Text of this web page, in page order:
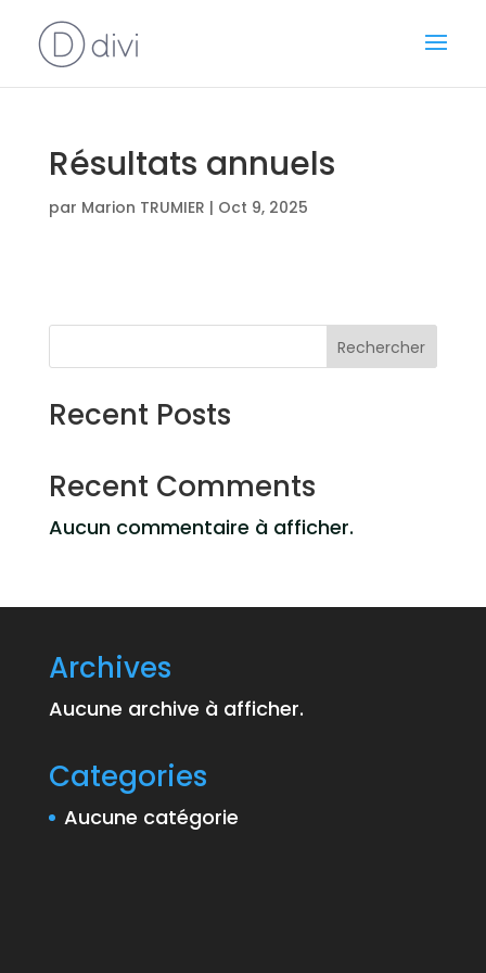
Résultats annuels
par Marion TRUMIER | Oct 9, 2025
Rechercher
Recent Posts
Recent Comments
Aucun commentaire à afficher.
Archives
Aucune archive à afficher.
Categories
Aucune catégorie